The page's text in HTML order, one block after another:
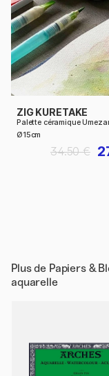
ZIG KURETAKE
Palette céramique
Ø15cm
34.50 €
Plus de Papiers &
aquarelle